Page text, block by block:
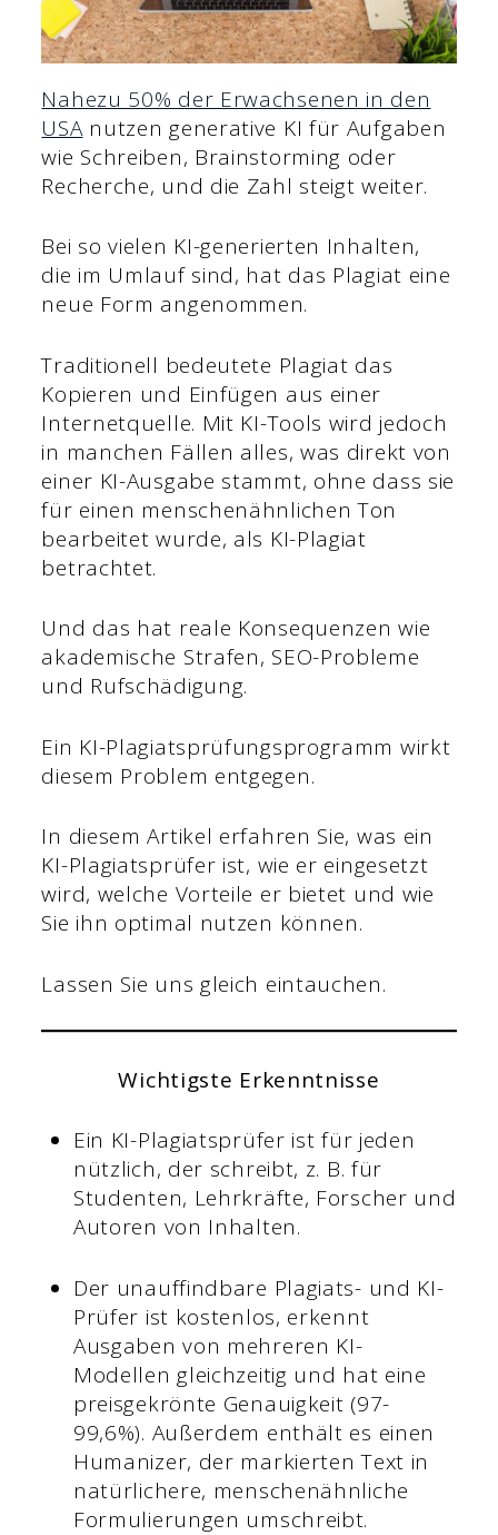
Nahezu 50% der Erwachsenen in den
USAnutzen generative KI für Aufgaben
wie Schreiben, Brainstorming oder
Recherche, und die Zahl steigt weiter.
Bei so vielen KI-generierten Inhalten,
die im Umlauf sind, hat das Plagiat eine
neue Form angenommen.
Traditionell bedeutete Plagiat das
Kopieren und Einfügen aus einer
Internetquelle. Mit KI-Tools wird jedoch
in manchen Fällen alles, was direkt von
einer KI-Ausgabe stammt, ohne dass sie
für einen menschenähnlichen Ton
bearbeitet wurde, als KI-Plagiat
betrachtet.
Und das hat reale Konsequenzen wie
akademische Strafen, SEO-Probleme
und Rufschädigung.
Ein KI-Plagiatsprüfungsprogramm wirkt
diesem Problem entgegen.
In diesem Artikel erfahren Sie, was ein
KI-Plagiatsprüfer ist, wie er eingesetzt
wird, welche Vorteile er bietet und wie
Sie ihn optimal nutzen können.
Lassen Sie uns gleich eintauchen.
Wichtigste Erkenntnisse
Ein KI-Plagiatsprüfer ist für jeden
nützlich, der schreibt, z. B. für
Studenten, Lehrkräfte, Forscher und
Autoren von Inhalten.
Der unauffindbare Plagiats- und KI-
Prüfer ist kostenlos, erkennt
Ausgaben von mehreren KI-
Modellen gleichzeitig und hat eine
preisgekrönte Genauigkeit (97-
99,6%). Außerdem enthält es einen
Humanizer, der markierten Text in
natürlichere, menschenähnliche
Formulierungen umschreibt.